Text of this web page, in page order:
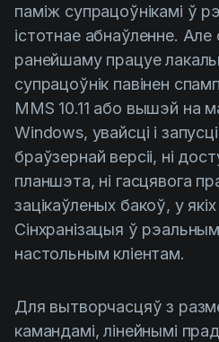
паміж супрацоўнікамі ў
істотнае абнаўленне.
ранейшаму працуе
супрацоўнік павінен
MMS 10.11 або вышэй на
Windows, увайсці і
браўзернай версіі, ні
планшэта, ні гасцявога
зацікаўленых бакоў, у якіх
Сінхранізацыя ў
настольным кліентам.
Для вытворчасцяў з
камандамі, лінейнымі